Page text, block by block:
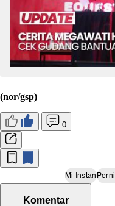
(nor/gsp)
0
Mi Instan
Komentar